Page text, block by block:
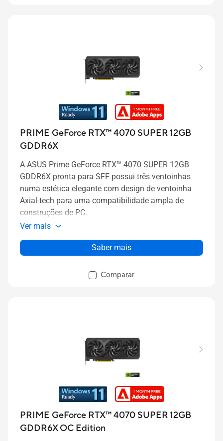
PRIME GeForce RTX™ 4070 SUPER 12GB
GDDR6X
A ASUS Prime GeForce RTX™ 4070 SUPER 12GB
GDDR6X pronta para SFF possui três ventoinhas
numa estética elegante com design de ventoinha
Axial-tech para uma compatibilidade ampla de
construções de PC.
Ver mais
Saber mais
Comparar
PRIME GeForce RTX™ 4070 SUPER 12GB
GDDR6X OC Edition